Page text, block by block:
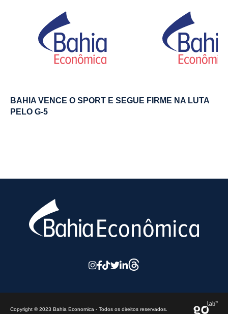
BAHIA VENCE O SPORT E SEGUE FIRME NA LUTA
PELO G-5
Copyright © 2023 Bahia Economica - Todos os direitos reservados.